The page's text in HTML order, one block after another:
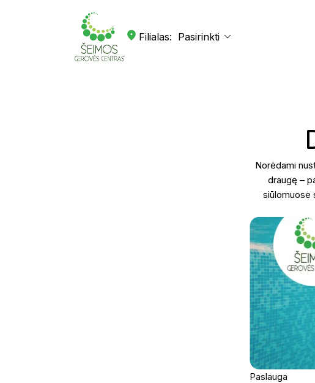
Filialas:
Norėdami
draugę –
siūlomuose
Paslauga